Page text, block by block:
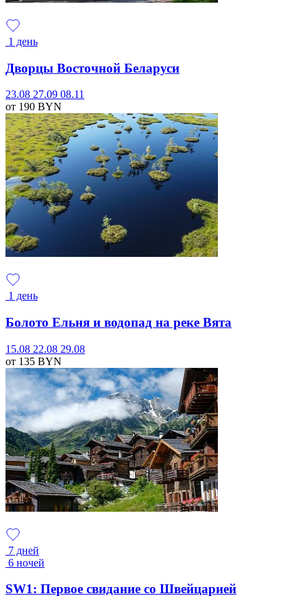
1 день
Дворцы Восточной Беларуси
23.08 27.09 08.11
от 190 BYN
1 день
Болото Ельня и водопад на реке Вята
15.08 22.08 29.08
от 135 BYN
7 дней
6 ночей
SW1: Первое свидание со Швейцарией